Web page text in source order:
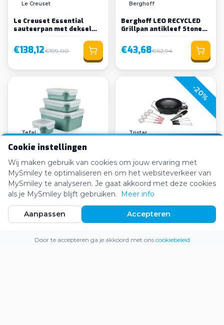
Cookie instellingen
Wij maken gebruik van cookies om jouw ervaring met
MySmiley te optimaliseren en om het websiteverkeer van
MySmiley te analyseren. Je gaat akkoord met deze cookies
als je MySmiley blijft gebruiken. Meer info
Aanpassen Accepteren
Door te accepteren ga je akkoord met ons cookiebeleid
Le Creuset
Le Creuset Essential
sauteerpan met deksel
keramisch 26cm
€138,12€199,00
Berghoff
Berghoff LEO RECYCLED
Grillpan antikleef Stone+
€43,68€62,94
Tefal
Tefal - Masterseal
€20,93 €21,99
-20%
Tristar
€47,61 €58,99
-27%
Webshop Inloggen Registreren